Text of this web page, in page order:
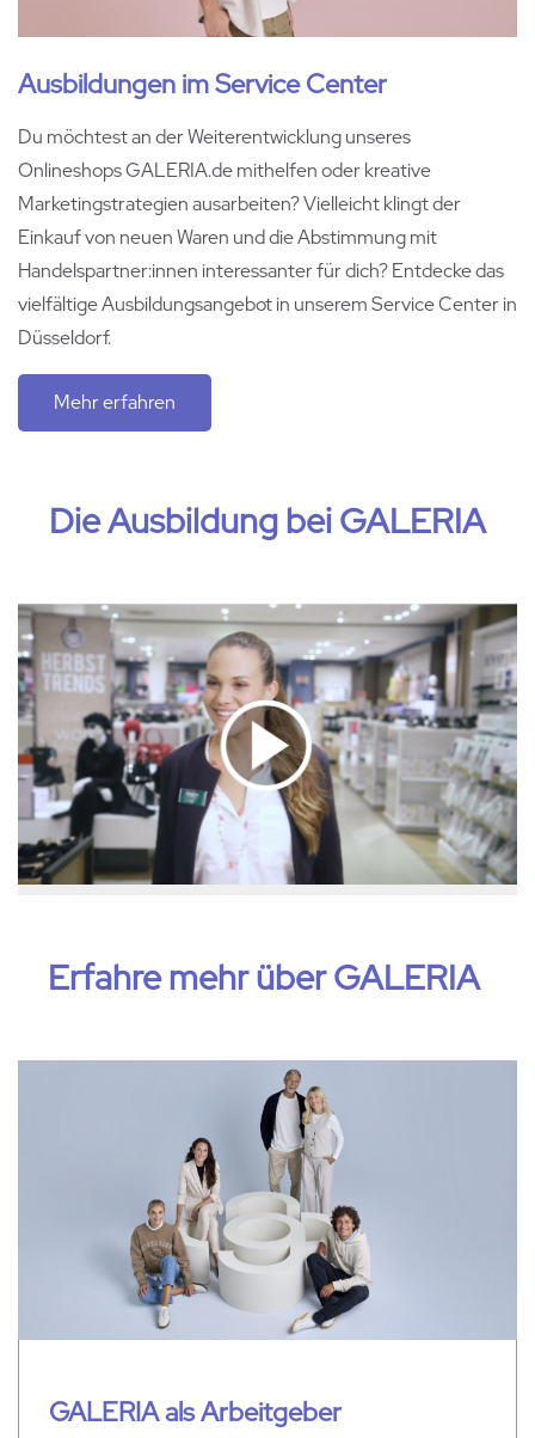
Ausbildungen im Service Center
Du möchtest an der Weiterentwicklung unseres
Onlineshops GALERIA.de mithelfen oder kreative
Marketingstrategien ausarbeiten? Vielleicht klingt der
Einkauf von neuen Waren und die Abstimmung mit
Handelspartner:innen interessanter für dich? Entdecke das
vielfältige Ausbildungsangebot in unserem Service Center in
Düsseldorf.
Mehr erfahren
Die Ausbildung bei GALERIA
ErfahremehrüberGALERIA
GALERIA als Arbeitgeber